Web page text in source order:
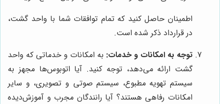
اطمینان حاصل کنید که تمام توافقات شما با واحد گشت،
در قرارداد ذکر شده است.
توجه به امکانات و خدمات: به امکانات و خدماتی که واحد
گشت ارائه می‌دهد، توجه کنید. آیا اتوبوس‌ها مجهز به
سیستم تهویه مطبوع، سیستم صوتی و تصویری، و سایر
امکانات رفاهی هستند؟ آیا رانندگان مجرب و آموزش‌دیده